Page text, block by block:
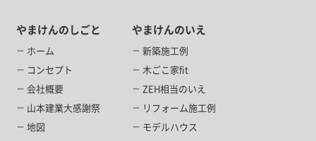
やまけんのしごと
ホーム
コンセプト
会社概要
山本建業大感謝祭
地図
やまけんのいえ
新築施工例
木ごこ家fit
ZEH相当のいえ
リフォーム施工例
モデルハウス